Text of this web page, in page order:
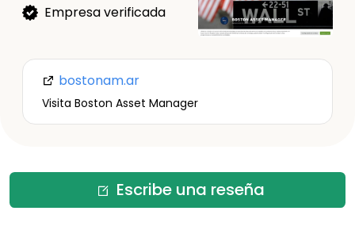
Empresa verificada
bostonam.ar
Visita Boston Asset Manager
Escribe una reseña